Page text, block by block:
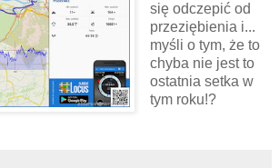
się odczepić od
przeziębienia i...
myśli o tym, że to
chyba nie jest to
ostatnia setka w
tym roku!?